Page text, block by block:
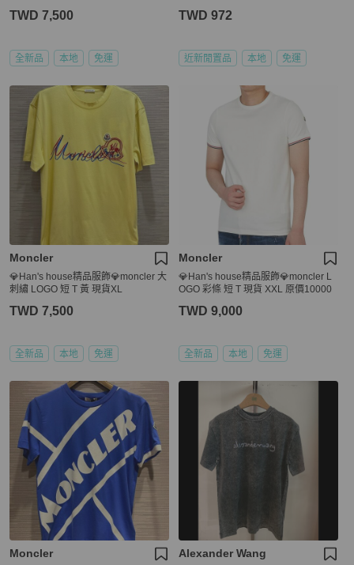
TWD 7,500
全新品 本地 免運
TWD 972
近新閒置品 本地 免運
Moncler
💎Han's house精品服飾💎moncler 大
刺繡 LOGO 短 T 黃 現貨XL
TWD 7,500
全新品 本地 免運
Moncler
💎Han's house精品服飾💎moncler L
OGO 彩條 短 T 現貨 XXL 原價10000
TWD 9,000
全新品 本地 免運
Moncler Alexander Wang